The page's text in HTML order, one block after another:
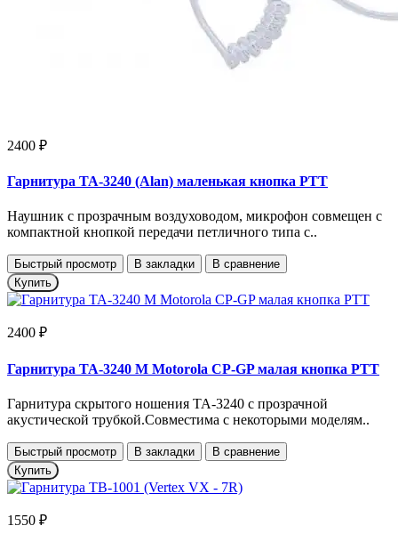
2400 ₽
Гарнитура TA-3240 (Alan) маленькая кнопка РТТ
Наушник с прозрачным воздуховодом, микрофон совмещен с
компактной кнопкой передачи петличного типа с..
Быстрый просмотр В закладки
В сравнение
Купить
2400 ₽
Гарнитура TA-3240 M Motorola CP-GP малая кнопка РТТ
Гарнитура скрытого ношения TA-3240 с прозрачной
акустической трубкой.Совместима с некоторыми моделям..
Быстрый просмотр В закладки
В сравнение
Купить
1550 ₽